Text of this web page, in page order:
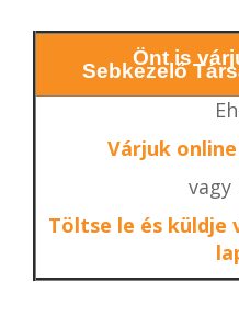
Önt is
Sebkezelő
Várjuk
vagy
Töltse le és küldje